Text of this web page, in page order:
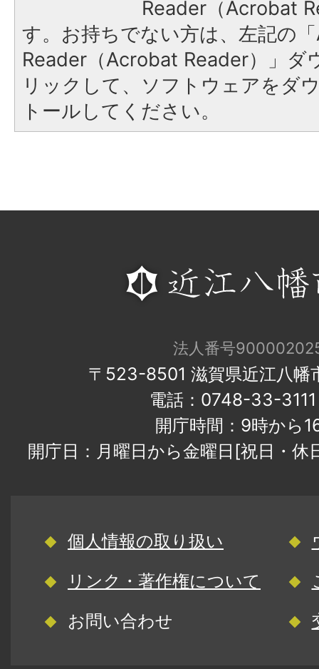
Reader（Acrobat
す。お持ちでない方は、左記の
Reader（Acrobat Reader）」ダ
リックして、ソフトウェアをダ
トールしてください。
法人番号
〒523-8501 滋賀県近江八幡
電話：0748-33-
開庁時間：9時から
開庁日：月曜日から金曜日[祝日・
個人情報の取り扱い
リンク・著作権について
お問い合わせ